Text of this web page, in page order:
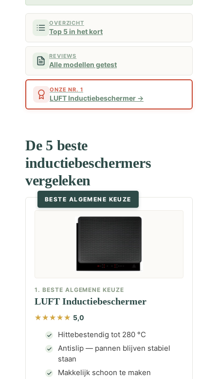
OVERZICHT
Top 5 in het kort
REVIEWS
Alle modellen getest
ONZE NR. 1
LUFT Inductiebeschermer
De 5 beste
inductiebeschermers
vergeleken
BESTE ALGEMENE KEUZE
1. BESTE ALGEMENE KEUZE
LUFT Inductiebeschermer
5,0
Hittebestendig tot 280 °C
Antislip — pannen blijven stabiel
staan
Makkelijk schoon te maken